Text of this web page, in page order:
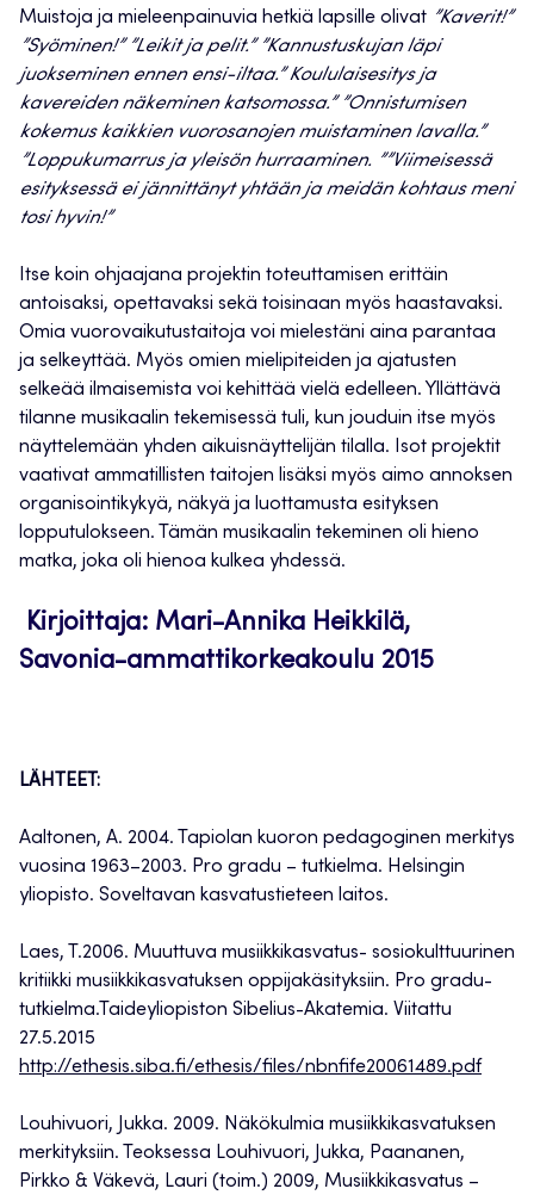
Muistoja ja mieleenpainuvia hetkiä lapsille olivat ”Kaverit!”
”Syöminen!” ”Leikit ja pelit.” ”Kannustuskujan läpi
juokseminen ennen ensi-iltaa.” Koululaisesitys ja
kavereiden näkeminen katsomossa.” ”Onnistumisen
kokemus kaikkien vuorosanojen muistaminen lavalla.”
”Loppukumarrus ja yleisön hurraaminen. ””Viimeisessä
esityksessä ei jännittänyt yhtään ja meidän kohtaus meni
tosi hyvin!”
Itse koin ohjaajana projektin toteuttamisen erittäin
antoisaksi, opettavaksi sekä toisinaan myös haastavaksi.
Omia vuorovaikutustaitoja voi mielestäni aina parantaa
ja selkeyttää. Myös omien mielipiteiden ja ajatusten
selkeää ilmaisemista voi kehittää vielä edelleen. Yllättävä
tilanne musikaalin tekemisessä tuli, kun jouduin itse myös
näyttelemään yhden aikuisnäyttelijän tilalla. Isot projektit
vaativat ammatillisten taitojen lisäksi myös aimo annoksen
organisointikykyä, näkyä ja luottamusta esityksen
lopputulokseen. Tämän musikaalin tekeminen oli hieno
matka, joka oli hienoa kulkea yhdessä.
Kirjoittaja: Mari-Annika Heikkilä,
Savonia-ammattikorkeakoulu 2015
LÄHTEET:
Aaltonen, A. 2004. Tapiolan kuoron pedagoginen merkitys
vuosina 1963–2003. Pro gradu – tutkielma. Helsingin
yliopisto. Soveltavan kasvatustieteen laitos.
Laes, T.2006. Muuttuva musiikkikasvatus- sosiokulttuurinen
kritiikki musiikkikasvatuksen oppijakäsityksiin. Pro gradu-
tutkielma.Taideyliopiston Sibelius-Akatemia. Viitattu
27.5.2015
http://ethesis.siba.fi/ethesis/files/nbnfife20061489.pdf
Louhivuori, Jukka. 2009. Näkökulmia musiikkikasvatuksen
merkityksiin. Teoksessa Louhivuori, Jukka, Paananen,
Pirkko & Väkevä, Lauri (toim.) 2009, Musiikkikasvatus –